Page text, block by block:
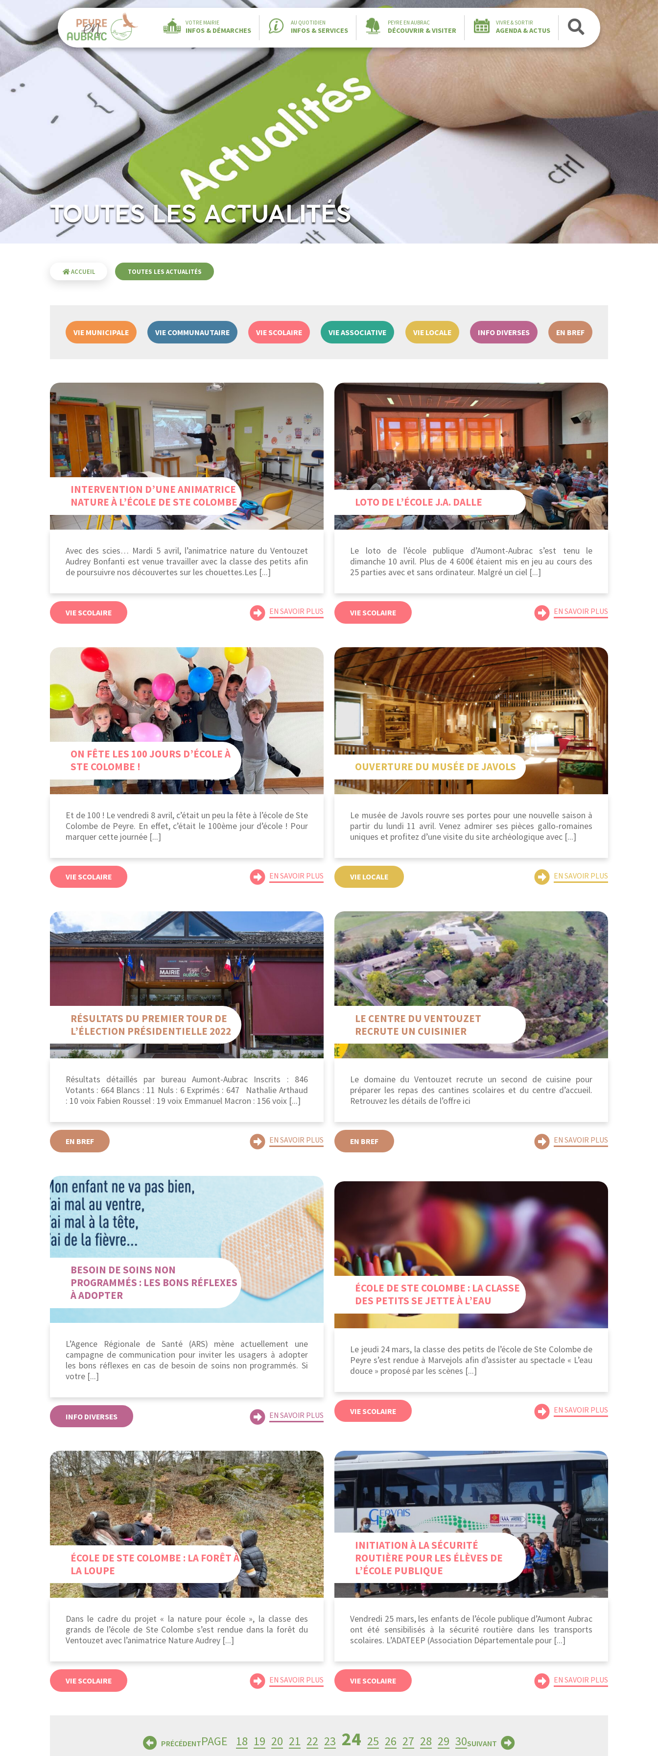
VOTRE MAIRIE
INFOS & DÉMARCHES
AU QUOTIDIEN
INFOS & SERVICES
PEYRE EN AUBRAC
DÉCOUVRIR & VISITER
VIVRE & SORTIR
AGENDA & ACTUS
TOUTES LES ACTUALITÉS
ACCUEIL TOUTES LES ACTUALITÉS
VIE MUNICIPALE VIE COMMUNAUTAIRE VIE SCOLAIRE VIE ASSOCIATIVE VIE LOCALE INFO DIVERSES EN BREF
INTERVENTION D’UNE ANIMATRICE
NATURE À L’ÉCOLE DE STE COLOMBE
Avec des scies… Mardi 5 avril, l’animatrice nature du Ventouzet
Audrey Bonfanti est venue travailler avec la classe des petits afin
de poursuivre nos découvertes sur les chouettes.Les [...]
VIE SCOLAIRE EN SAVOIR PLUS
LOTO DE L’ÉCOLE J.A. DALLE
Le loto de l’école publique d’Aumont-Aubrac s’est tenu le
dimanche 10 avril. Plus de 4 600€ étaient mis en jeu au cours des
25 parties avec et sans ordinateur. Malgré un ciel [...]
VIE SCOLAIRE EN SAVOIR PLUS
ON FÊTE LES 100 JOURS D’ÉCOLE À
STE COLOMBE !
Et de 100 ! Le vendredi 8 avril, c’était un peu la fête à l’école de Ste
Colombe de Peyre. En effet, c’était le 100ème jour d’école ! Pour
marquer cette journée [...]
VIE SCOLAIRE EN SAVOIR PLUS
OUVERTURE DU MUSÉE DE JAVOLS
Le musée de Javols rouvre ses portes pour une nouvelle saison à
partir du lundi 11 avril. Venez admirer ses pièces gallo-romaines
uniques et profitez d’une visite du site archéologique avec [...]
VIE LOCALE EN SAVOIR PLUS
RÉSULTATS DU PREMIER TOUR DE
L’ÉLECTION PRÉSIDENTIELLE 2022
Résultats détaillés par bureau Aumont-Aubrac Inscrits : 846
Votants : 664 Blancs : 11 Nuls : 6 Exprimés : 647 Nathalie Arthaud
: 10 voix Fabien Roussel : 19 voix Emmanuel Macron : 156 voix [...]
EN BREF EN SAVOIR PLUS
LE CENTRE DU VENTOUZET
RECRUTE UN CUISINIER
Le domaine du Ventouzet recrute un second de cuisine pour
préparer les repas des cantines scolaires et du centre d’accueil.
Retrouvez les détails de l’offre ici
EN BREF EN SAVOIR PLUS
BESOIN DE SOINS NON
PROGRAMMÉS : LES BONS RÉFLEXES
À ADOPTER
L’Agence Régionale de Santé (ARS) mène actuellement une
campagne de communication pour inviter les usagers à adopter
les bons réflexes en cas de besoin de soins non programmés. Si
votre [...]
INFO DIVERSES EN SAVOIR PLUS
ÉCOLE DE STE COLOMBE : LA CLASSE
DES PETITS SE JETTE À L’EAU
Le jeudi 24 mars, la classe des petits de l’école de Ste Colombe de
Peyre s’est rendue à Marvejols afin d’assister au spectacle « L’eau
douce » proposé par les scènes [...]
VIE SCOLAIRE EN SAVOIR PLUS
ÉCOLE DE STE COLOMBE : LA FORÊT À
LA LOUPE
Dans le cadre du projet « la nature pour école », la classe des
grands de l’école de Ste Colombe s’est rendue dans la forêt du
Ventouzet avec l’animatrice Nature Audrey [...]
VIE SCOLAIRE EN SAVOIR PLUS
INITIATION À LA SÉCURITÉ
ROUTIÈRE POUR LES ÉLÈVES DE
L’ÉCOLE PUBLIQUE
Vendredi 25 mars, les enfants de l’école publique d’Aumont Aubrac
ont été sensibilisés à la sécurité routière dans les transports
scolaires. L’ADATEEP (Association Départementale pour [...]
VIE SCOLAIRE EN SAVOIR PLUS
PRÉCÉDENTPAGE 18 19 20 21 22 23 24 25 26 27 28 29 30SUIVANT